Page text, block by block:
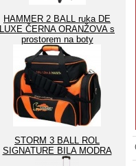
HAMMER 2 BALL ruka DE
LUXE ČERNA ORANŽOVA s
prostorem na boty
STORM 3 BALL ROL
SIGNATURE BILA MODRA